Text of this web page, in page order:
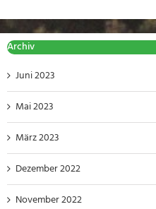
Archiv
Juni 2023
Mai 2023
März 2023
Dezember 2022
November 2022